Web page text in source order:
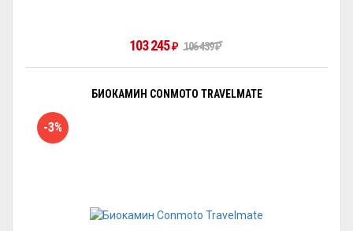
103 245 ₽ 106 439₽
БИОКАМИН CONMOTO TRAVELMATE
-3%